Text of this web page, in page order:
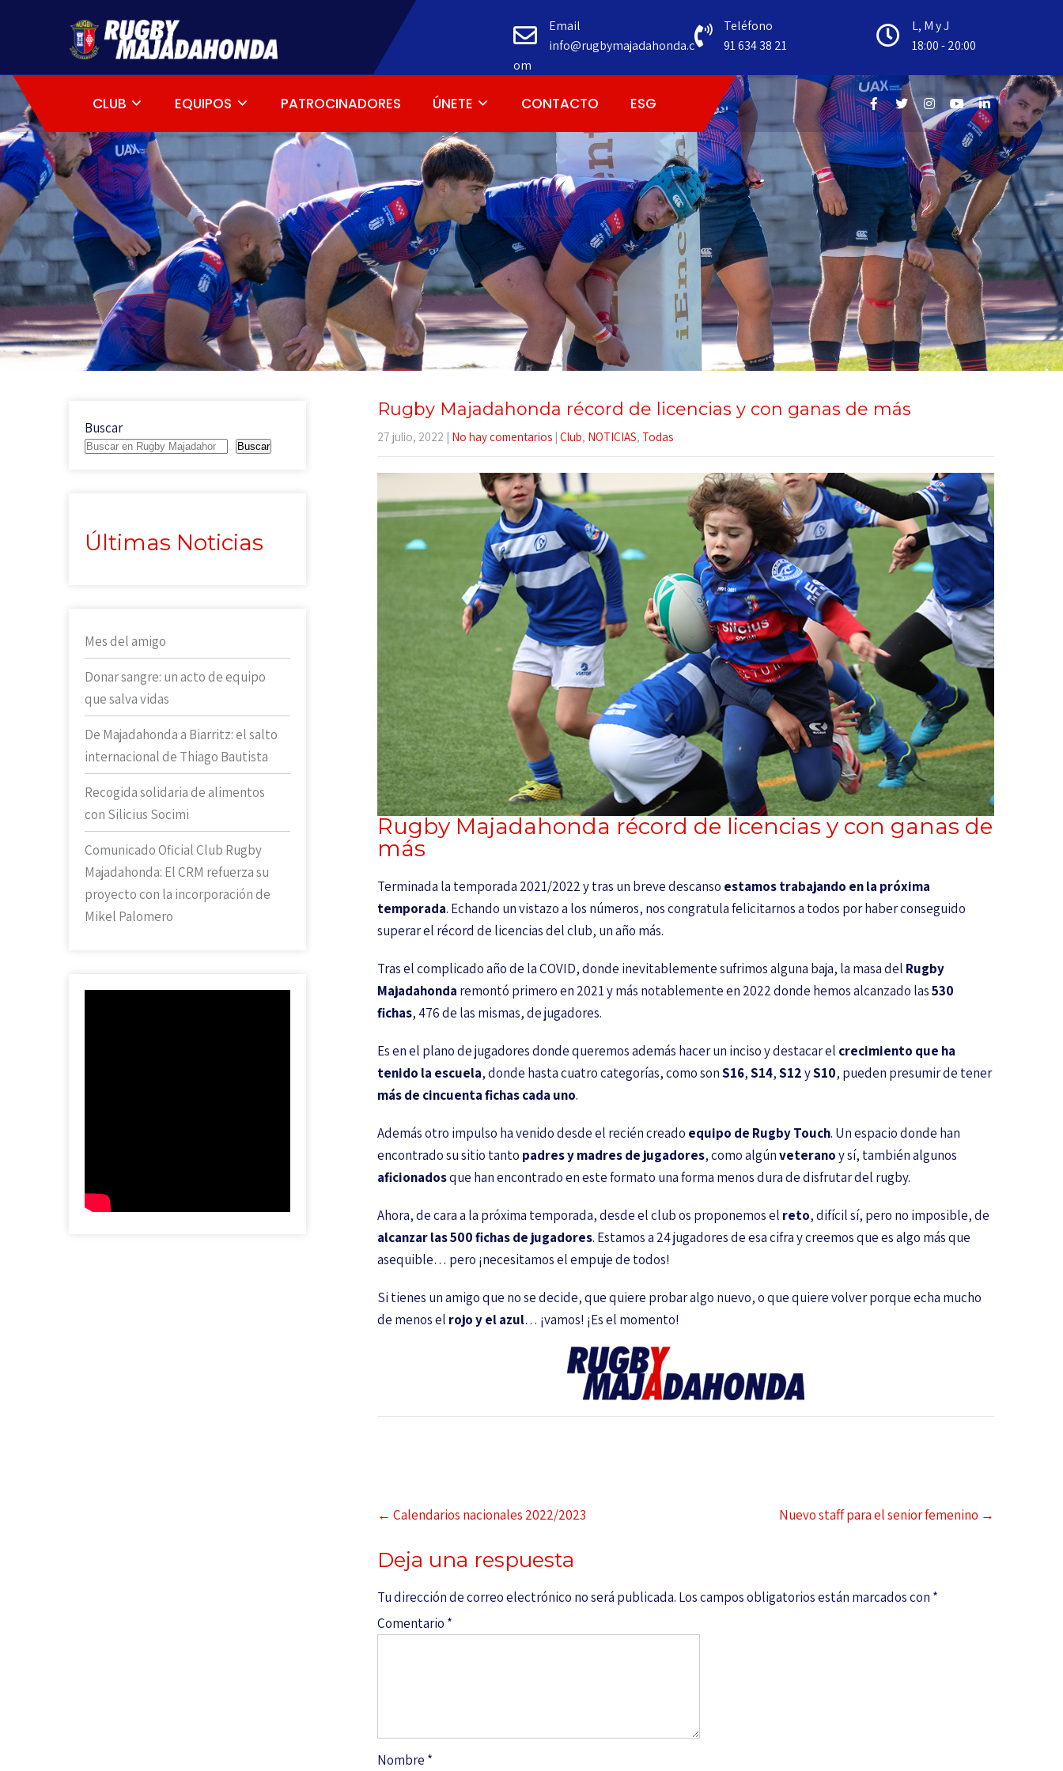
Email
info@rugbymajadahonda.c
om
Teléfono
91 634 38 21
L, M y J
18:00 - 20:00
CLUB EQUIPOS PATROCINADORES ÚNETE CONTACTO ESG
Rugby Majadahonda récord de licencias y con ganas de más
27 julio, 2022 No hay comentarios Club, NOTICIAS, Todas
Rugby Majadahonda récord de licencias y con ganas de
más
Terminada la temporada 2021/2022 y tras un breve descanso estamos trabajando en la próxima
temporada. Echando un vistazo a los números, nos congratula felicitarnos a todos por haber conseguido
superar el récord de licencias del club, un año más.
Tras el complicado año de la COVID, donde inevitablemente sufrimos alguna baja, la masa del Rugby
Majadahonda remontó primero en 2021 y más notablemente en 2022 donde hemos alcanzado las530
fichas, 476 de las mismas, de jugadores.
Es en el plano de jugadores donde queremos además hacer un inciso y destacar el crecimiento que ha
tenido la escuela, donde hasta cuatro categorías, como sonS16,S14,S12yS10, pueden presumir de tener
más de cincuenta fichas cada uno.
Además otro impulso ha venido desde el recién creado equipo de Rugby Touch. Un espacio donde han
encontrado su sitio tanto padres y madres de jugadores, como algúnveteranoy sí, también algunos
aficionadosque han encontrado en este formato una forma menos dura de disfrutar del rugby.
Ahora, de cara a la próxima temporada, desde el club os proponemos el reto, difícil sí, pero no imposible, de
alcanzar las 500 fichas de jugadores. Estamos a 24 jugadores de esa cifra y creemos que es algo más que
asequible… pero ¡necesitamos el empuje de todos!
Si tienes un amigo que no se decide, que quiere probar algo nuevo, o que quiere volver porque echa mucho
de menos el rojo y el azul… ¡vamos! ¡Es el momento!
← Calendarios nacionales 2022/2023 Nuevo staff para el senior femenino →
Deja una respuesta
Tu dirección de correo electrónico no será publicada. Los campos obligatorios están marcados con *
Comentario *
Nombre *
Buscar
Buscar
Últimas Noticias
Mes del amigo
Donar sangre: un acto de equipo
que salva vidas
De Majadahonda a Biarritz: el salto
internacional de Thiago Bautista
Recogida solidaria de alimentos
con Silicius Socimi
Comunicado Oficial Club Rugby
Majadahonda: El CRM refuerza su
proyecto con la incorporación de
Mikel Palomero